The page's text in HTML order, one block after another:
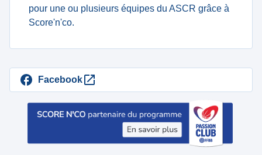
pour une ou plusieurs équipes du ASCR grâce à
Score'n'co.
Facebook